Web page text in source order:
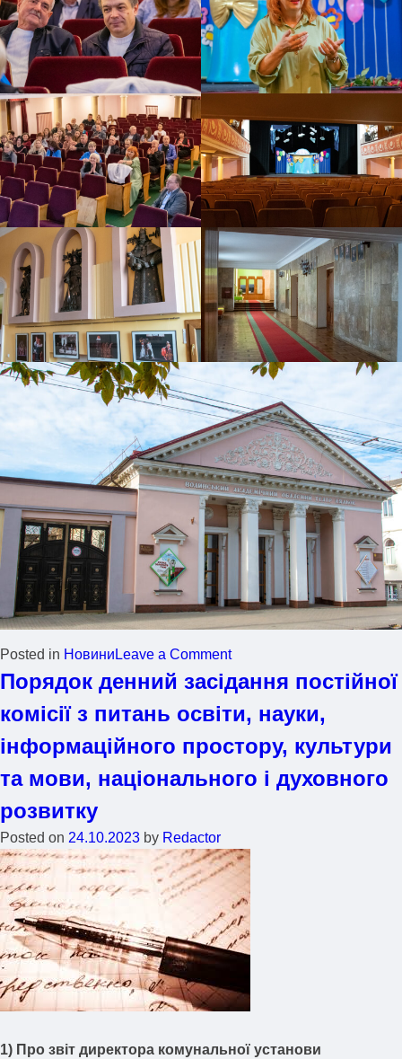
Posted in Новини Leave a Comment
Порядок денний засідання постійної
комісії з питань освіти, науки,
інформаційного простору, культури
та мови, національного і духовного
розвитку
Posted on 24.10.2023 by Redactor
1) Про звіт директора комунальної установи